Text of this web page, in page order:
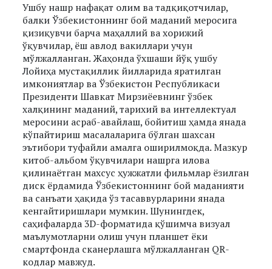
Ушбу нашр нафақат олим ва тадқиқотчилар,
балки Ўзбекистоннинг бой маданий меросига
қизиқувчи барча маҳаллий ва хорижий
ўқувчилар, ёш авлод вакиллари учун
мўлжалланган. Жаҳонда ўхшаши йўқ ушбу
Лойиҳа мустақиллик йилларида яратилган
имкониятлар ва Ўзбекистон Республикаси
Президенти Шавкат Мирзиёевнинг ўзбек
халқининг маданий, тарихий ва интеллектуал
меросини асраб-авайлаш, бойитиш ҳамда янада
кўпайтириш масалаларига бўлган шахсан
эътибори туфайли амалга оширилмоқда. Мазкур
китоб-альбом ўқувчилари нашрга илова
қилинаётган махсус ҳужжатли фильмлар ёзилган
диск ёрдамида Ўзбекистоннинг бой маданияти
ва санъати ҳақида ўз тасаввурларини янада
кенгайтиришлари мумкин. Шунингдек,
саҳифаларда 3D-форматида қўшимча визуал
маълумотларни олиш учун планшет ёки
смартфонда сканерлашга мўлжалланган QR-
кодлар мавжуд.